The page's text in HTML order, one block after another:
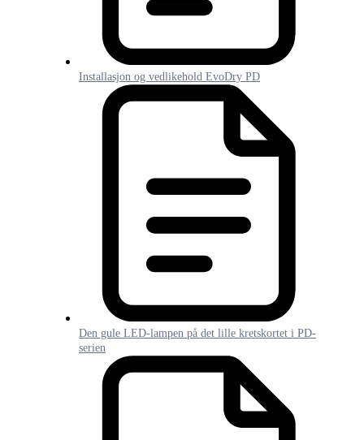
Installasjon og vedlikehold EvoDry PD
Den gule LED-lampen på det lille kretskortet i PD-
serien